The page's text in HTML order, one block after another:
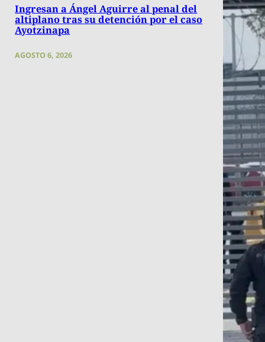
Ingresan a Ángel Aguirre al penal del
altiplano tras su detención por el caso
Ayotzinapa
AGOSTO 6, 2026